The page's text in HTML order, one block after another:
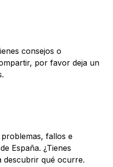
consejos o
por favor deja un
fallos e
España. ¿Tienes
descubrir qué ocurre.